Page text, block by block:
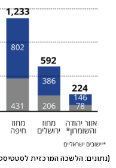
(נתונים: הלשכה המרכזית